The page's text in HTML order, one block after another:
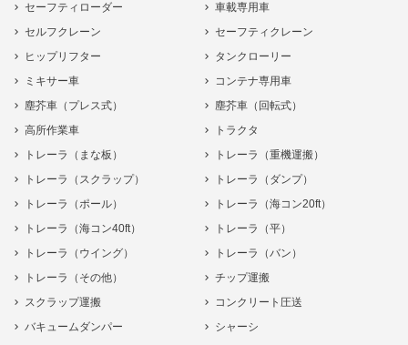
セーフティローダー
車載専用車
セルフクレーン
セーフティクレーン
ヒップリフター
タンクローリー
ミキサー車
コンテナ専用車
塵芥車（プレス式）
塵芥車（回転式）
高所作業車
トラクタ
トレーラ（まな板）
トレーラ（重機運搬）
トレーラ（スクラップ）
トレーラ（ダンプ）
トレーラ（ポール）
トレーラ（海コン20ft）
トレーラ（海コン40ft）
トレーラ（平）
トレーラ（ウイング）
トレーラ（バン）
トレーラ（その他）
チップ運搬
スクラップ運搬
コンクリート圧送
バキュームダンパー
シャーシ